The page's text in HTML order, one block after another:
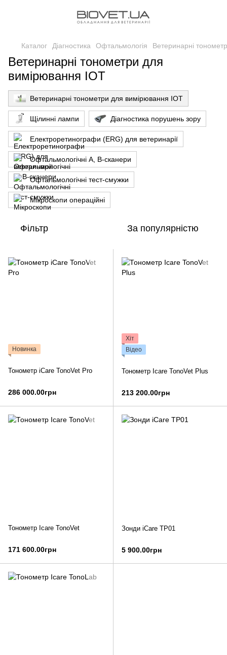
Каталог Діагностика Офтальмологія Ветеринарні
Ветеринарні тонометри для
вимірювання ІОТ
Ветеринарні тонометри для вимірювання ІОТ
Щілинні лампи Діагностика порушень зору
Електроретинографи (ERG) для ветеринарії
Офтальмологічні A, B-сканери
Офтальмологічні тест-смужки
Мікроскопи операційні
Фільтр За популярністю
Новинка
Тонометр iCare TonoVet Pro
286 000.00грн
Хіт
Відео
Тонометр Icare TonoVet Plus
213 200.00грн
Тонометр Icare TonoVet
171 600.00грн
Зонди iCare TP01
5 900.00грн